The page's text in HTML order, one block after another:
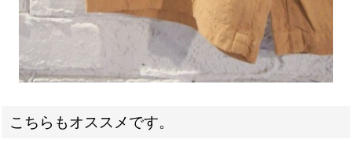
こちらもオススメです。